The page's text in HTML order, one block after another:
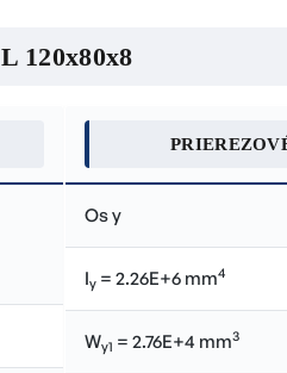
L 120x80x8
Os y
Iy = 2.26E+6 mm4
Wy1 = 2.76E+4 mm3